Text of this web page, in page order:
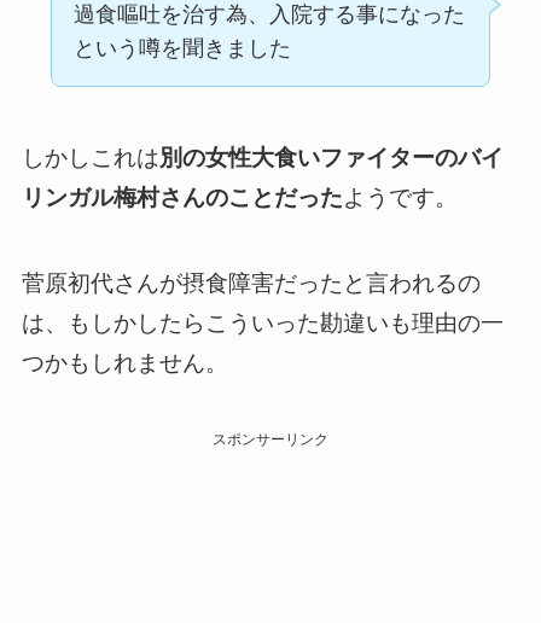
過食嘔吐を治す為、入院する事になった
という噂を聞きました
しかしこれは別の女性大食いファイターのバイ
リンガル梅村さんのことだったようです。
菅原初代さんが摂食障害だったと言われるの
は、もしかしたらこういった勘違いも理由の一
つかもしれません。
スポンサーリンク